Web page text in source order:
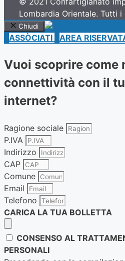
Lombardia Orientale. Tutti
Chiudi
ASSÒCIATI AREA
Vuoi scoprire come
connettività con il
internet?
Ragione sociale
P.IVA
Indirizzo
CAP
Comune
Email
Telefono
CARICA LA TUA BOLLETTA
CONSENSO AL
PERSONALI